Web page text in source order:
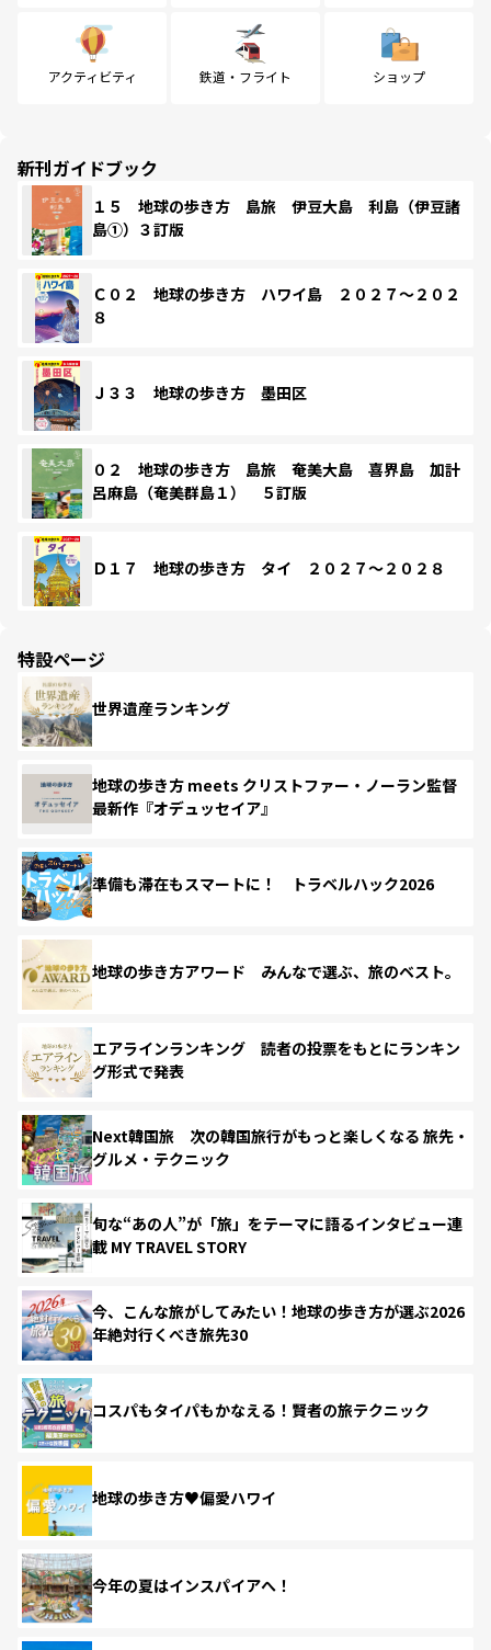
アクティビティ 鉄道・フライト ショップ
新刊ガイドブック
１５ 地球の歩き方 島旅 伊豆大島 利島（伊豆諸
島①）３訂版
Ｃ０２ 地球の歩き方 ハワイ島 ２０２７～２０２
８
Ｊ３３ 地球の歩き方 墨田区
０２ 地球の歩き方 島旅 奄美大島 喜界島 加計
呂麻島（奄美群島１） ５訂版
Ｄ１７ 地球の歩き方 タイ ２０２７～２０２８
特設ページ
世界遺産ランキング
地球の歩き方 meets クリストファー・ノーラン監督
最新作『オデュッセイア』
準備も滞在もスマートに！ トラベルハック2026
地球の歩き方アワード みんなで選ぶ、旅のベスト。
エアラインランキング 読者の投票をもとにランキン
グ形式で発表
Next韓国旅 次の韓国旅行がもっと楽しくなる 旅先・
グルメ・テクニック
旬な“あの人”が「旅」をテーマに語るインタビュー連
載 MY TRAVEL STORY
今、こんな旅がしてみたい！地球の歩き方が選ぶ2026
年絶対行くべき旅先30
コスパもタイパもかなえる！賢者の旅テクニック
地球の歩き方♥偏愛ハワイ
今年の夏はインスパイアへ！